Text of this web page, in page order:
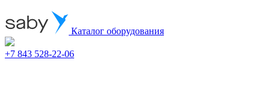
Каталог оборудования
+7 843 528-22-06